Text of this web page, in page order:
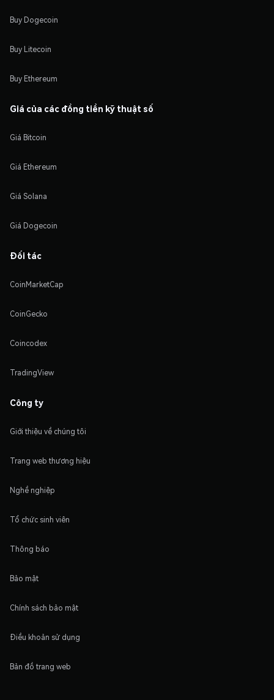
Buy Dogecoin
Buy Litecoin
Buy Ethereum
Giá của các đồng tiền kỹ thuật số
Giá Bitcoin
Giá Ethereum
Giá Solana
Giá Dogecoin
Đối tác
CoinMarketCap
CoinGecko
Coincodex
TradingView
Công ty
Giới thiệu về chúng tôi
Trang web thương hiệu
Nghề nghiệp
Tổ chức sinh viên
Thông báo
Bảo mật
Chính sách bảo mật
Điều khoản sử dụng
Bản đồ trang web